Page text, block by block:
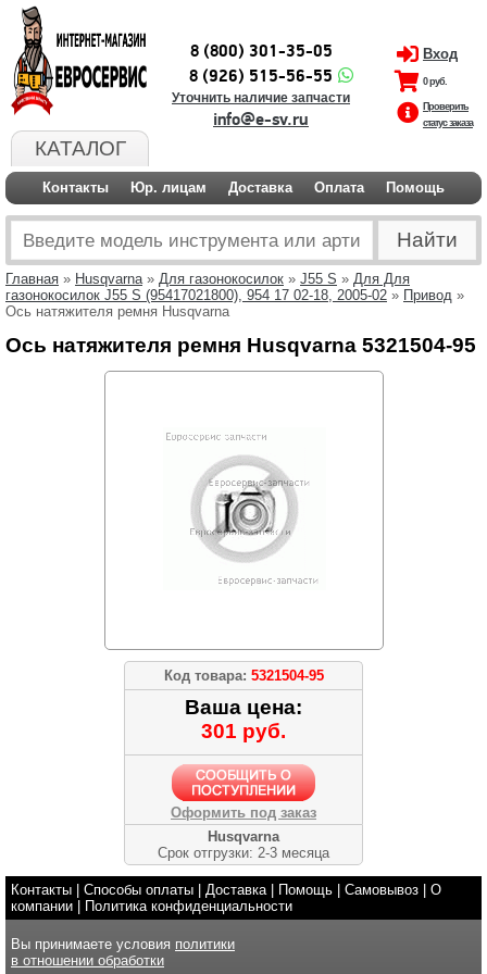
КАТАЛОГ
8 (800) 301-35-05
8 (926) 515-56-55
Уточнить наличие запчасти
info@e-sv.ru
Вход
0 руб.
Проверить
статус заказа
Контакты Юр. лицам Доставка Оплата Помощь
Главная » Husqvarna» Для газонокосилок » J55 S » Для Для
газонокосилок J55 S (95417021800), 954 17 02-18, 2005-02 » Привод »
Ось натяжителя ремня Husqvarna
Ось натяжителя ремня Husqvarna 5321504-95
Код товара: 5321504-95
Ваша цена:
301 руб.
Оформить под заказ
Husqvarna
Срок отгрузки: 2-3 месяца
Контакты Способы оплаты Доставка| Помощь Самовывоз
О
компании
Политика конфиденциальности
Вы принимаете условия политики
в отношении обработки